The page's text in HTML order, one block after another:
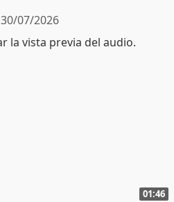
30/07/2026
01:46